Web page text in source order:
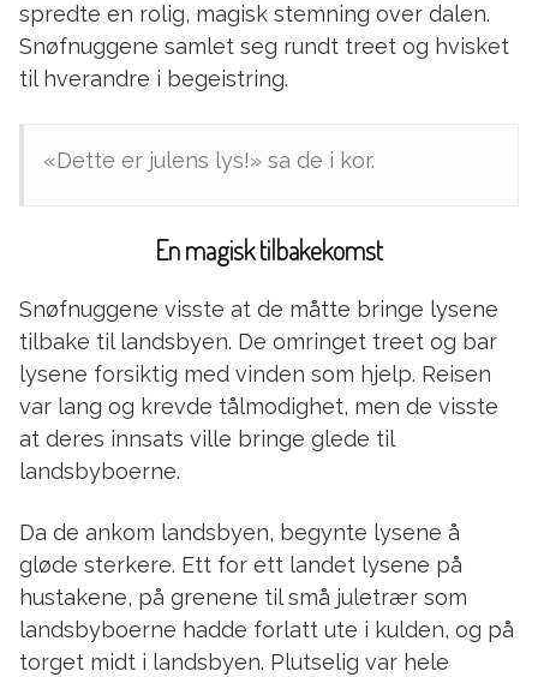
spredte en rolig, magisk stemning over dalen.
Snøfnuggene samlet seg rundt treet og hvisket
til hverandre i begeistring.
«Dette er julens lys!» sa de i kor.
En magisk tilbakekomst
Snøfnuggene visste at de måtte bringe lysene
tilbake til landsbyen. De omringet treet og bar
lysene forsiktig med vinden som hjelp. Reisen
var lang og krevde tålmodighet, men de visste
at deres innsats ville bringe glede til
landsbyboerne.
Da de ankom landsbyen, begynte lysene å
gløde sterkere. Ett for ett landet lysene på
hustakene, på grenene til små juletrær som
landsbyboerne hadde forlatt ute i kulden, og på
torget midt i landsbyen. Plutselig var hele